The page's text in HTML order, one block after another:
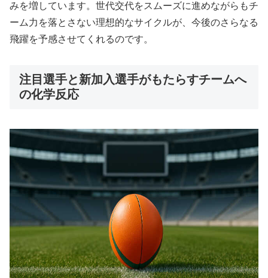
みを増しています。世代交代をスムーズに進めながらもチ
ーム力を落とさない理想的なサイクルが、今後のさらなる
飛躍を予感させてくれるのです。
注目選手と新加入選手がもたらすチームへ
の化学反応